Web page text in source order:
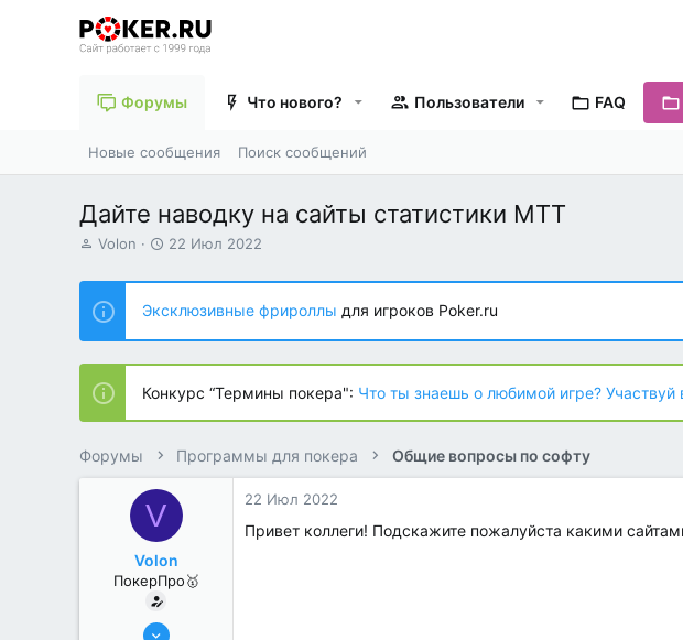
Форумы Что нового? Пользователи FAQ
Новые сообщения Поиск сообщений
Дайте наводку на сайты статистики МТТ
А
т
о
р
т
е
м
ы
Volon
Д
т
н
а
ч
л
а
22 Июл 2022
Эксклюзивные фрироллы для игроков Poker.ru
Конкурс “Термины покера": Что ты знаешь о любимой игре?
Форумы Программы для покера Общие вопросы по софту
V
Volon
ПокерПро🥇
13 Июн 2022
22 Июл 2022
Привет коллеги! Подскажите пожалуйста какими